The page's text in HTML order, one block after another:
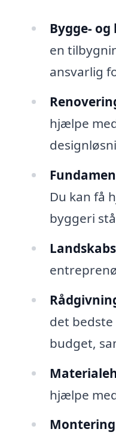
Bygge-
en
ansvarlig
hjælpe
Du kan få
byggeri
det
budget,
hjælpe